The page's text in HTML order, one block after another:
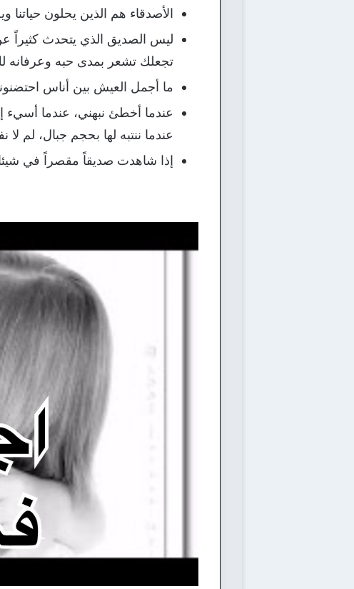
الأصدقاء هم الذين يحلون حياتنا
ليس الصديق الذي يتحدث كثيراً
تجعلك تشعر بمدى حبه وعرفانه
ما أجمل العيش بين أناس
عندما أخطئ نبهني، عندما
عندما ننتبه لها بحجم جبال، لم
إذا شاهدت صديقاً مقصراً في